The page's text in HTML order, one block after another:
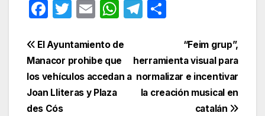
F
c
e
b
o
T
itt
er
E
ail
W
at
s
A
T
gr
a
m
p
ar
tir
Navegación
de
entradas
“Feim grup”,
herramienta visual para
normalizar e incentivar
la creación musical en
catalán
El Ayuntamiento de
Manacor prohibe que
los vehículos accedan a
Joan Lliteras y Plaza
des Cós